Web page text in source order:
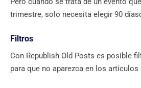
trimestre, solo necesita elegir 90
Filtros
Con Republish Old Posts es posible
para que no aparezca en los artículos